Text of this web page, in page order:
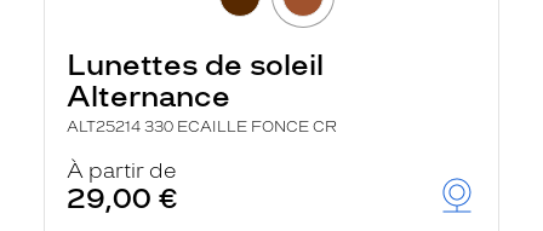
Lunettes de soleil
Alternance
ALT25214 330 ECAILLE FONCE CR
À partir de
29,00 €